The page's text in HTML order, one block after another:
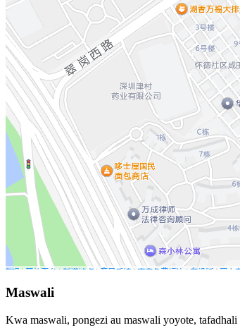
Maswali
Kwa maswali, pongezi au maswali yoyote, tafadhali